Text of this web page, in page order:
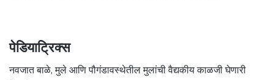
पेडियाट्रिक्स
नवजात बाळे, मुले आणि पौगंडावस्थेतील मुलांची वैद्यकीय काळजी घेणारी